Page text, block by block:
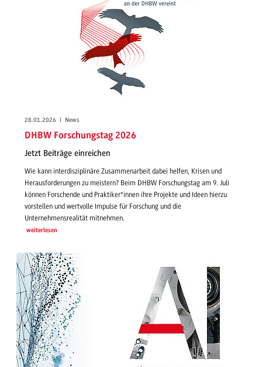
28.01.2026 | News
DHBW Forschungstag 2026
Jetzt Beiträge einreichen
Wie kann interdisziplinäre Zusammenarbeit dabei helfen, Krisen und
Herausforderungen zu meistern? Beim DHBW Forschungstag am 9. Juli
können Forschende und Praktiker*innen ihre Projekte und Ideen hierzu
vorstellen und wertvolle Impulse für Forschung und die
Unternehmensrealität mitnehmen.
weiterlesen